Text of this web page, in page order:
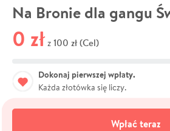
Na Bronie dla gangu
0 zł z 100 zł (Cel)
Dokonaj pierwszej wpłaty.
Każda złotówka się liczy.
Wpłać teraz